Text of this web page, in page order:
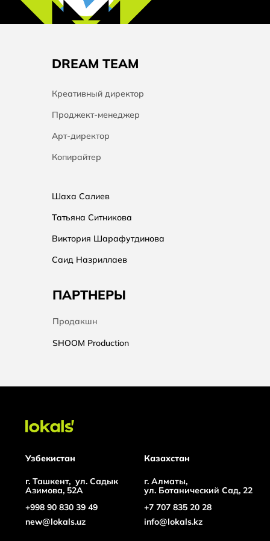
DREAM TEAM
ПАРТНЕРЫ
Креативный директор
Проджект-менеджер
Арт-директор
Копирайтер
Продакшн
Шаха Салиев
Татьяна Ситникова
Виктория Шарафутдинова
Саид Назриллаев
SHOOM Production